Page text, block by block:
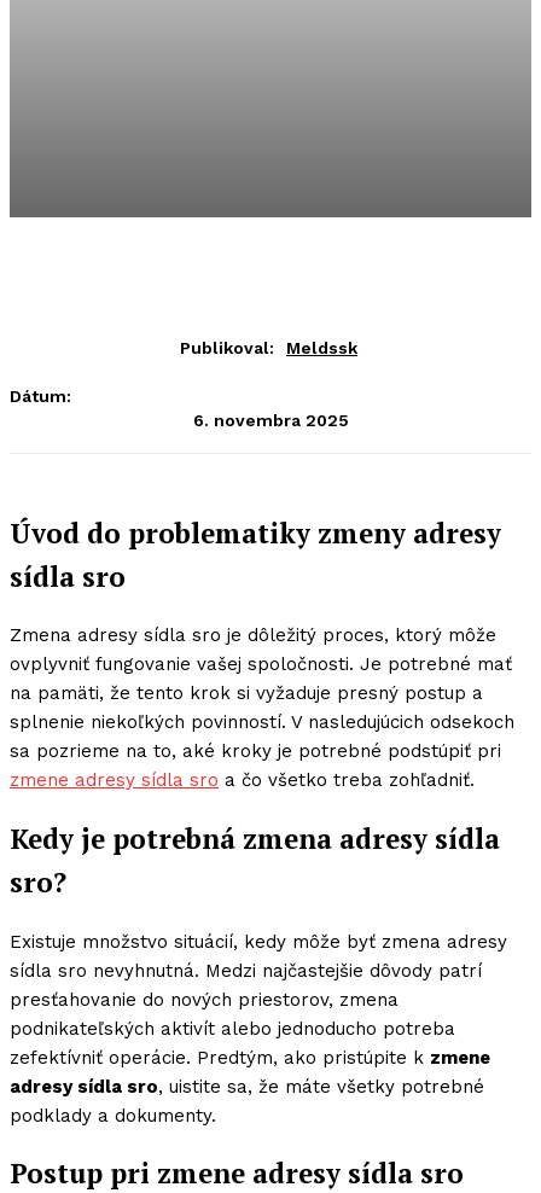
Publikoval: Meldssk
Dátum:
6. novembra 2025
Úvod do problematiky zmeny adresy
sídla sro
Zmena adresy sídla sro je dôležitý proces, ktorý môže
ovplyvniť fungovanie vašej spoločnosti. Je potrebné mať
na pamäti, že tento krok si vyžaduje presný postup a
splnenie niekoľkých povinností. V nasledujúcich odsekoch
sa pozrieme na to, aké kroky je potrebné podstúpiť pri
zmene adresy sídla sro a čo všetko treba zohľadniť.
Kedy je potrebná zmena adresy sídla
sro?
Existuje množstvo situácií, kedy môže byť zmena adresy
sídla sro nevyhnutná. Medzi najčastejšie dôvody patrí
presťahovanie do nových priestorov, zmena
podnikateľských aktivít alebo jednoducho potreba
zefektívniť operácie. Predtým, ako pristúpite k zmene
adresy sídla sro, uistite sa, že máte všetky potrebné
podklady a dokumenty.
Postup pri zmene adresy sídla sro